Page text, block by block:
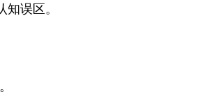
误区。